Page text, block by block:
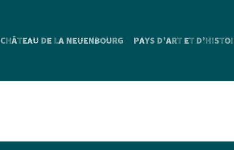
CHÂTEAU DE LA NEUENBOURG PAYS D’ART ET